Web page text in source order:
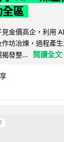
區
金價高企，利用
坊冶煉，過程產
發整...
閱讀全文